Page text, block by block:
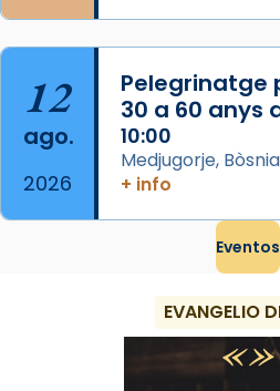
12
ago.
2026
Pelegrinatge
30 a 60 anys
10:00
Medjugorje,
+ info
Eventos
EVANGELIO